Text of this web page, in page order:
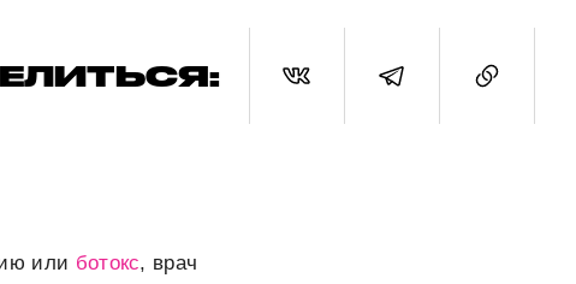
или ботокс, врач